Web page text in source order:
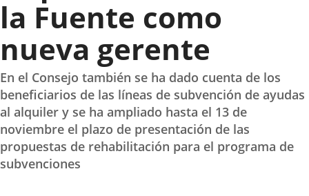
la Fuente como
nueva gerente
En el Consejo también se ha dado cuenta de los
beneficiarios de las líneas de subvención de ayudas
al alquiler y se ha ampliado hasta el 13 de
noviembre el plazo de presentación de las
propuestas de rehabilitación para el programa de
subvenciones